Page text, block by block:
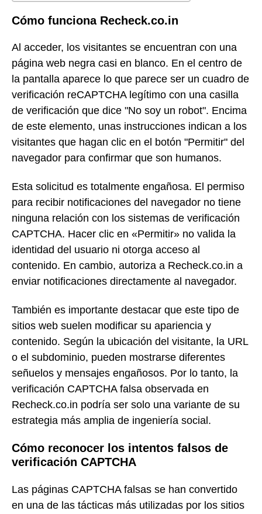
Cómo funciona Recheck.co.in
Al acceder, los visitantes se encuentran con una
página web negra casi en blanco. En el centro de
la pantalla aparece lo que parece ser un cuadro de
verificación reCAPTCHA legítimo con una casilla
de verificación que dice "No soy un robot". Encima
de este elemento, unas instrucciones indican a los
visitantes que hagan clic en el botón "Permitir" del
navegador para confirmar que son humanos.
Esta solicitud es totalmente engañosa. El permiso
para recibir notificaciones del navegador no tiene
ninguna relación con los sistemas de verificación
CAPTCHA. Hacer clic en «Permitir» no valida la
identidad del usuario ni otorga acceso al
contenido. En cambio, autoriza a Recheck.co.in a
enviar notificaciones directamente al navegador.
También es importante destacar que este tipo de
sitios web suelen modificar su apariencia y
contenido. Según la ubicación del visitante, la URL
o el subdominio, pueden mostrarse diferentes
señuelos y mensajes engañosos. Por lo tanto, la
verificación CAPTCHA falsa observada en
Recheck.co.in podría ser solo una variante de su
estrategia más amplia de ingeniería social.
Cómo reconocer los intentos falsos de
verificación CAPTCHA
Las páginas CAPTCHA falsas se han convertido
en una de las tácticas más utilizadas por los sitios